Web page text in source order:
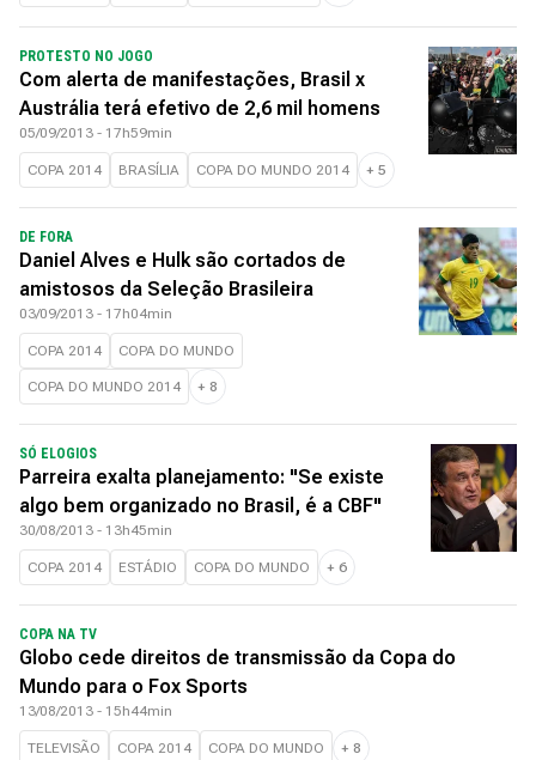
PROTESTO NO JOGO
Com alerta de manifestações, Brasil x
Austrália terá efetivo de 2,6 mil homens
05/09/2013 - 17h59min
COPA 2014 BRASÍLIA COPA DO MUNDO 2014 + 5
DE FORA
Daniel Alves e Hulk são cortados de
amistosos da Seleção Brasileira
03/09/2013 - 17h04min
COPA 2014 COPA DO MUNDO
COPA DO MUNDO 2014 + 8
SÓ ELOGIOS
Parreira exalta planejamento: "Se existe
algo bem organizado no Brasil, é a CBF"
30/08/2013 - 13h45min
COPA 2014 ESTÁDIO COPA DO MUNDO + 6
COPA NA TV
Globo cede direitos de transmissão da Copa do
Mundo para o Fox Sports
13/08/2013 - 15h44min
TELEVISÃO COPA 2014 COPA DO MUNDO + 8